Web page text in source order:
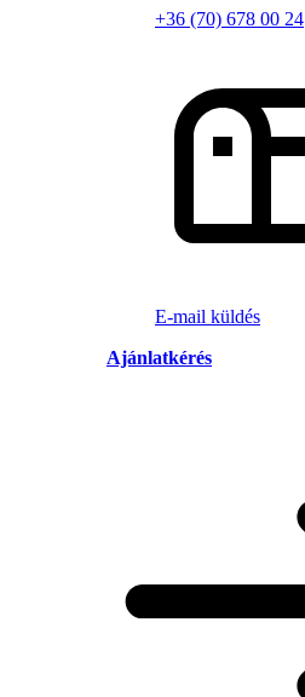
+36 (70) 678 00 24
E-mail küldés
Ajánlatkérés